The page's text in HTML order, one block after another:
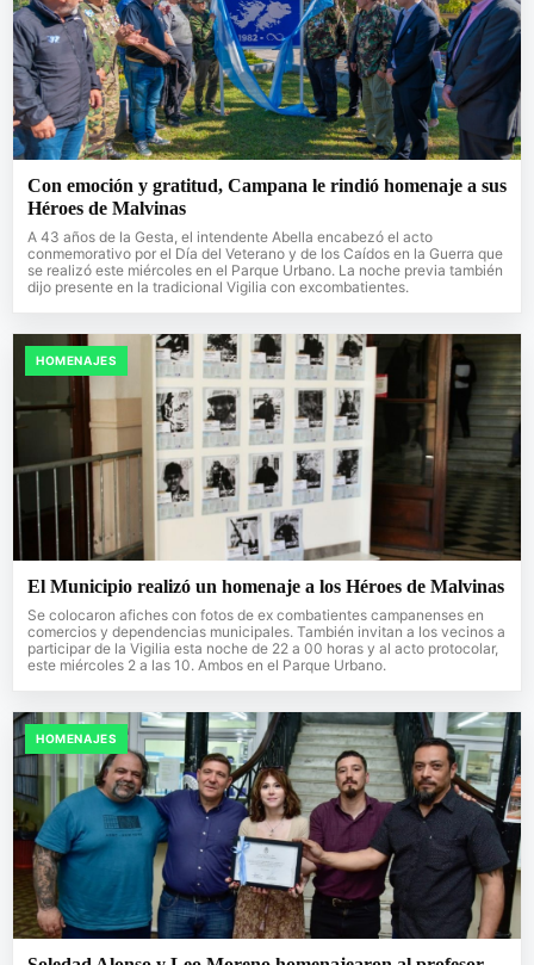
Con emoción y gratitud, Campana le rindió homenaje a sus
Héroes de Malvinas
A 43 años de la Gesta, el intendente Abella encabezó el acto
conmemorativo por el Día del Veterano y de los Caídos en la Guerra que
se realizó este miércoles en el Parque Urbano. La noche previa también
dijo presente en la tradicional Vigilia con excombatientes.
HOMENAJES
El Municipio realizó un homenaje a los Héroes de Malvinas
Se colocaron afiches con fotos de ex combatientes campanenses en
comercios y dependencias municipales. También invitan a los vecinos a
participar de la Vigilia esta noche de 22 a 00 horas y al acto protocolar,
este miércoles 2 a las 10. Ambos en el Parque Urbano.
HOMENAJES